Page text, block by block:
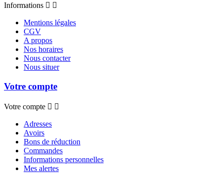
Informations  
Mentions légales
CGV
A propos
Nos horaires
Nous contacter
Nous situer
Votre compte
Votre compte  
Adresses
Avoirs
Bons de réduction
Commandes
Informations personnelles
Mes alertes